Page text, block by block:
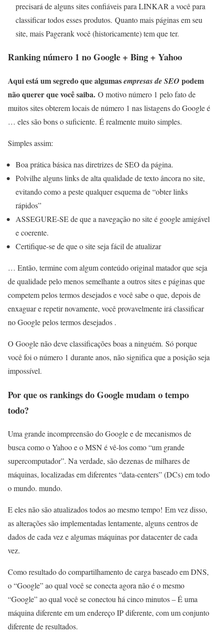
precisará de alguns sites confiáveis ​​para LINKAR a você para
classificar todos esses produtos. Quanto mais páginas em seu
site, mais Pagerank você (historicamente) tem que ter.
Ranking número 1 no Google + Bing + Yahoo
Aqui está um segredo que algumasempresas de SEO podem
não querer que você saiba. O motivo número 1 pelo fato de
muitos sites obterem locais de número 1 nas listagens do Google é
… eles são bons o suficiente. É realmente muito simples.
Simples assim:
Boa prática básica nas diretrizes de SEO da página.
Polvilhe alguns links de alta qualidade de texto âncora no site,
evitando como a peste qualquer esquema de “obter links
rápidos”
ASSEGURE-SE de que a navegação no site é google amigável
e coerente.
Certifique-se de que o site seja fácil de atualizar
… Então, termine com algum conteúdo original matador que seja
de qualidade pelo menos semelhante a outros sites e páginas que
competem pelos termos desejados e você sabe o que, depois de
enxaguar e repetir novamente, você provavelmente irá classificar
no Google pelos termos desejados .
O Google não deve classificações boas a ninguém. Só porque
você foi o número 1 durante anos, não significa que a posição seja
impossível.
Por que os rankings do Google mudam o tempo
todo?
Uma grande incompreensão do Google e de mecanismos de
busca como o Yahoo e o MSN é vê-los como “um grande
supercomputador”. Na verdade, são dezenas de milhares de
máquinas, localizadas em diferentes “data-centers” (DCs) em todo
o mundo. mundo.
E eles não são atualizados todos ao mesmo tempo! Em vez disso,
as alterações são implementadas lentamente, alguns centros de
dados de cada vez e algumas máquinas por datacenter de cada
vez.
Como resultado do compartilhamento de carga baseado em DNS,
o “Google” ao qual você se conecta agora não é o mesmo
“Google” ao qual você se conectou há cinco minutos – É uma
máquina diferente em um endereço IP diferente, com um conjunto
diferente de resultados.